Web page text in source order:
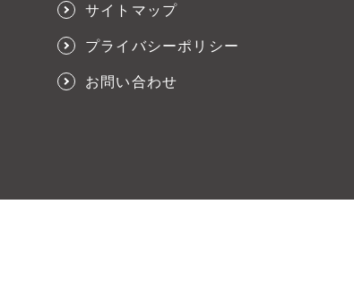
サイトマップ
プライバシーポリシー
お問い合わせ